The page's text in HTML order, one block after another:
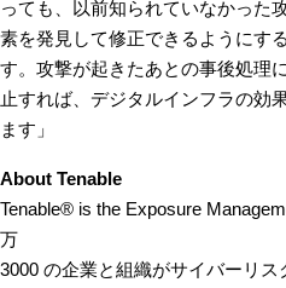
っても、以前知られていなかった
素を発見して修正できるようにす
す。攻撃が起きたあとの事後処理
止すれば、デジタルインフラの効
ます」
About Tenable
Tenable® is the Exposure
万
3000 の企業と組織がサイバーリ